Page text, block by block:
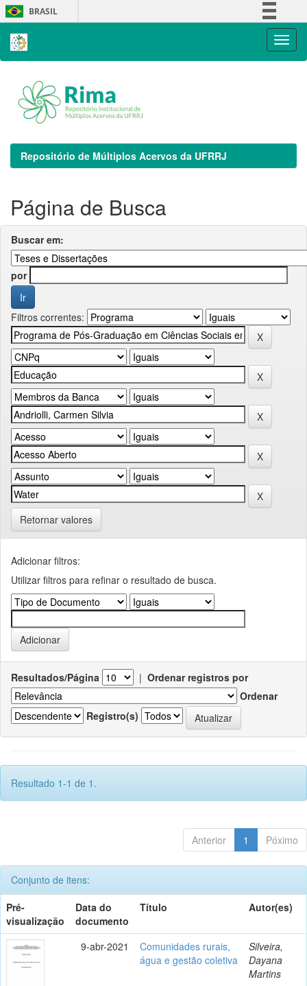
Skip
navigation
BRASIL
Repositório de Múltiplos Acervos da UFRRJ
Página de Busca
Buscar em:
por
Filtros correntes:
Retornar valores
Adicionar filtros:
Utilizar filtros para refinar o resultado de busca.
Resultados/Página | Ordenar registros por
Ordenar
Registro(s)
Resultado 1-1 de 1.
Anterior 1 Póximo
Conjunto de itens:
Pré-
visualização
Data do
documento
Título Autor(es)
9-abr-2021
Comunidades rurais,
água e gestão coletiva
Silveira,
Dayana
Martins